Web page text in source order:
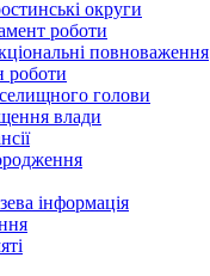
округи
роботи
повноваження
роботи
селищного голови
влади
інформація